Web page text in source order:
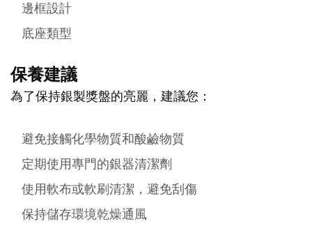
邊框設計
底座類型
保養建議
為了保持銀製獎盤的亮麗，建議您：
避免接觸化學物質和酸鹼物質
定期使用專門的銀器清潔劑
使用軟布或軟刷清潔，避免刮傷
保持儲存環境乾燥通風